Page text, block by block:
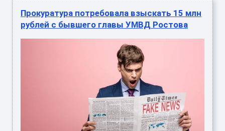
Прокуратура потребовала взыскать 15 млн
рублей с бывшего главы УМВД Ростова